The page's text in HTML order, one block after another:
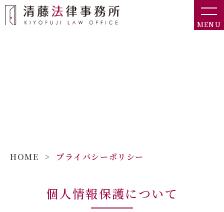
MENU
HOME > プライバシーポリシー
個人情報保護について